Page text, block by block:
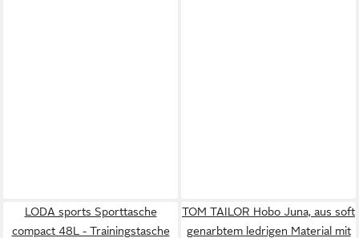
LODA sports Sporttasche
compact 48L - Trainingstasche
TOM TAILOR Hobo Juna, aus soft
genarbtem ledrigen Material mit